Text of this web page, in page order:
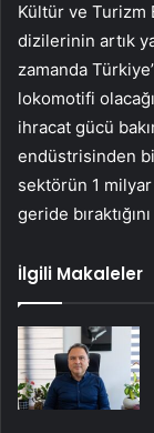
Kültür ve Turizm
dizilerinin artık
zamanda
lokomotifi
ihracat gücü
endüstrisinden
sektörün 1
geride
İlgili Makaleler